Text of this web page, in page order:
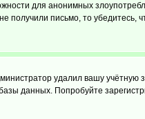
для анонимных
получили письмо, то убедитесь,
удалил вашу учётную
данных. Попробуйте